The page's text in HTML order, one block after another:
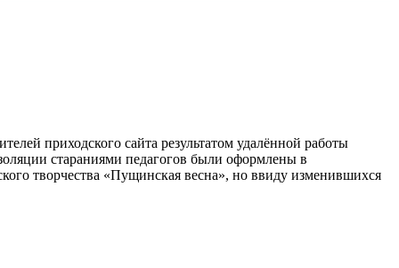
приходского сайта результатом удалённой работы
стараниями педагогов были оформлены в
творчества «Пущинская весна», но ввиду изменившихся